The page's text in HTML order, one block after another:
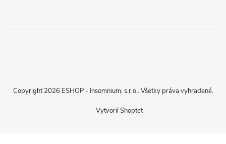
Vytvoril Shoptet
Copyright 2026 ESHOP - Insomnium, s.r.o.. Všetky práva vyhradené.